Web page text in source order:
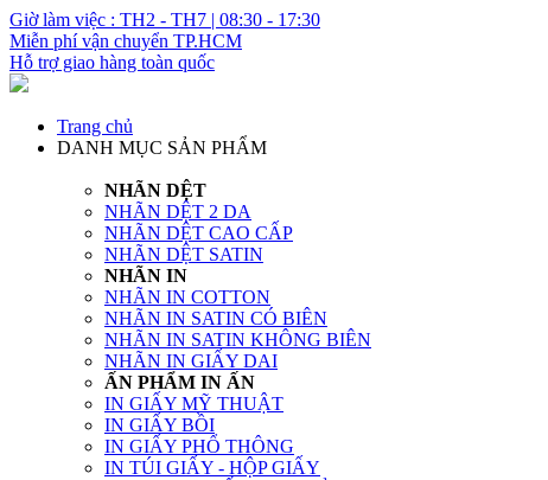
Giờ làm việc : TH2 - TH7 | 08:30 - 17:30
Miễn phí vận chuyển TP.HCM
Hỗ trợ giao hàng toàn quốc
Trang chủ
DANH MỤC SẢN PHẨM
NHÃN DỆT
NHÃN DỆT 2 DA
NHÃN DỆT CAO CẤP
NHÃN DỆT SATIN
NHÃN IN
NHÃN IN COTTON
NHÃN IN SATIN CÓ BIÊN
NHÃN IN SATIN KHÔNG BIÊN
NHÃN IN GIẤY DAI
ẤN PHẨM IN ẤN
IN GIẤY MỸ THUẬT
IN GIẤY BỒI
IN GIẤY PHỔ THÔNG
IN TÚI GIẤY - HỘP GIẤY